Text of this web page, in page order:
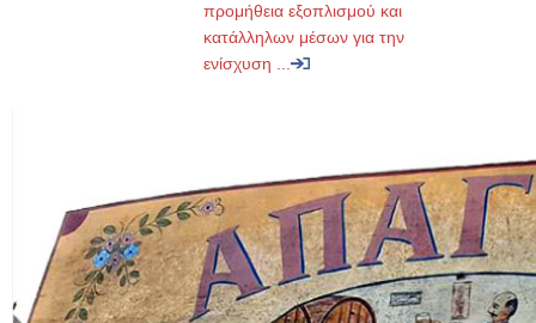
προμήθεια εξοπλισμού και
κατάλληλων μέσων για την
ενίσχυση ...